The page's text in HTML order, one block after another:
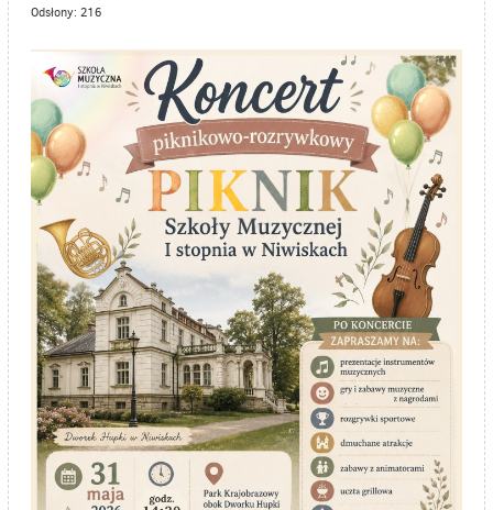
Odsłony: 216